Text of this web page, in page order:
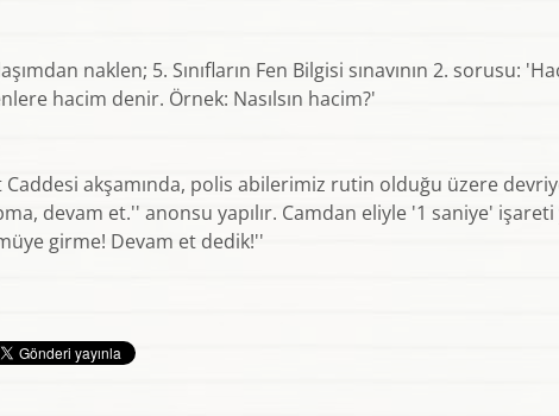
naklen; 5. Sınıfların Fen Bilgisi sınavının 2. sorusu:
hacim denir. Örnek: Nasılsın hacim?'
akşamında, polis abilerimiz rutin olduğu üzere
devam et.'' anonsu yapılır. Camdan eliyle '1 saniye'
girme! Devam et dedik!''